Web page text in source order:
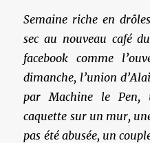
Semaine riche en
sec au nouveau café
facebook comme
dimanche, l’union
par Machine le
caquette sur un mur,
pas été abusée, un